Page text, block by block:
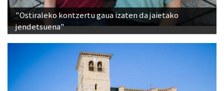
"Ostiraleko kontzertu gaua izaten da jaietako
jendetsuena"